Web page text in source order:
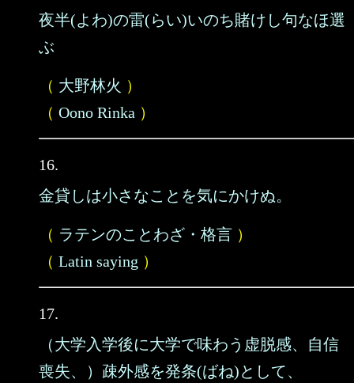
夜半(よわ)の雷(らい)いのち賭けし句なほ選
ぶ
（ 大野林火 ）
（ Oono Rinka ）
16.
金貸しは小さなことを気にかけぬ。
（ ラテンのことわざ・格言 ）
（ Latin saying ）
17.
（大学入学後に大学で味わう虚脱感、自信
喪失、）疎外感を発条(ばね)として、